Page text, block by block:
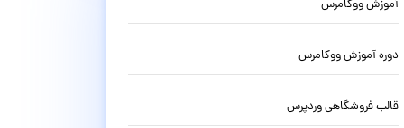
آموزش ووکامرس
دوره آموزش ووکامرس
قالب فروشگاهی وردپرس